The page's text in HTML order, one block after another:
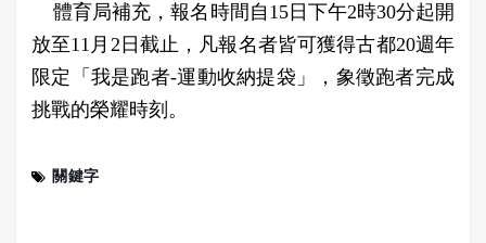
體育局補充，報名時間自15日下午2時30分起開
放至11月2日截止，凡報名者皆可獲得古都20週年
限定「我是跑者-運動收納提袋」，象徵跑者完成
挑戰的榮耀時刻。
關鍵字